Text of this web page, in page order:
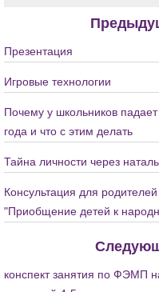
Презентация
Игровые технологии
Почему у школьников
года и что с этим делать
Тайна личности через
Консультация для
"Приобщение детей к
конспект занятия по ФЭМП